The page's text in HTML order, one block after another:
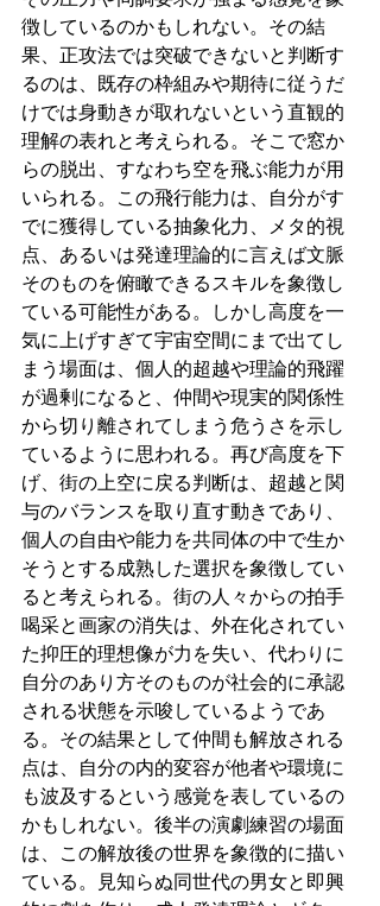
徴しているのかもしれない。その結
果、正攻法では突破できないと判断す
るのは、既存の枠組みや期待に従うだ
けでは身動きが取れないという直観的
理解の表れと考えられる。そこで窓か
らの脱出、すなわち空を飛ぶ能力が用
いられる。この飛行能力は、自分がす
でに獲得している抽象化力、メタ的視
点、あるいは発達理論的に言えば文脈
そのものを俯瞰できるスキルを象徴し
ている可能性がある。しかし高度を一
気に上げすぎて宇宙空間にまで出てし
まう場面は、個人的超越や理論的飛躍
が過剰になると、仲間や現実的関係性
から切り離されてしまう危うさを示し
ているように思われる。再び高度を下
げ、街の上空に戻る判断は、超越と関
与のバランスを取り直す動きであり、
個人の自由や能力を共同体の中で生か
そうとする成熟した選択を象徴してい
ると考えられる。街の人々からの拍手
喝采と画家の消失は、外在化されてい
た抑圧的理想像が力を失い、代わりに
自分のあり方そのものが社会的に承認
される状態を示唆しているようであ
る。その結果として仲間も解放される
点は、自分の内的変容が他者や環境に
も波及するという感覚を表しているの
かもしれない。後半の演劇練習の場面
は、この解放後の世界を象徴的に描い
ている。見知らぬ同世代の男女と即興